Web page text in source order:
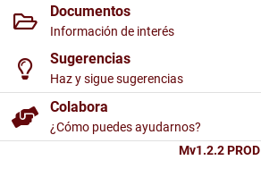
Documentos
Información de interés
Sugerencias
Haz y sigue sugerencias
Colabora
¿Cómo puedes ayudarnos?
Mv1.2.2 PROD